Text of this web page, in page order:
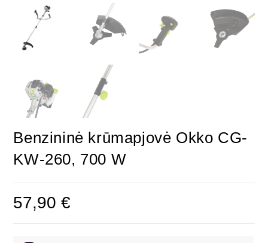
Benzininė krūmapjovė Okko CG-
KW-260, 700 W
57,90€